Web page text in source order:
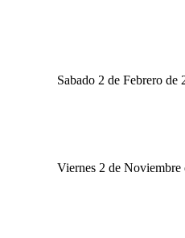
Sabado 2 de Febrero de
Viernes 2 de Noviembre